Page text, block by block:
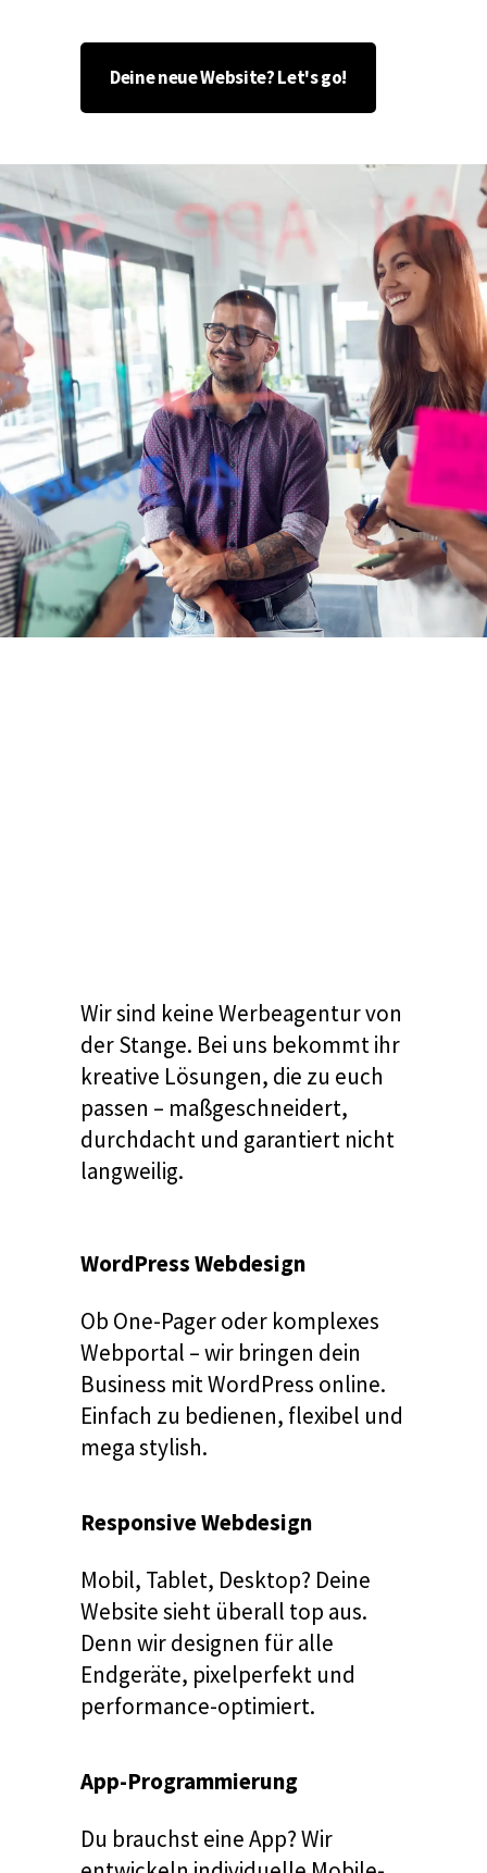
Deine neue Website? Let's go!
Wir sind keine Werbeagentur von
der Stange. Bei uns bekommt ihr
kreative Lösungen, die zu euch
passen – maßgeschneidert,
durchdacht und garantiert nicht
langweilig.
WordPress Webdesign
Ob One-Pager oder komplexes
Webportal – wir bringen dein
Business mit WordPress online.
Einfach zu bedienen, flexibel und
mega stylish.
Responsive Webdesign
Mobil, Tablet, Desktop? Deine
Website sieht überall top aus.
Denn wir designen für alle
Endgeräte, pixelperfekt und
performance-optimiert.
App-Programmierung
Du brauchst eine App? Wir